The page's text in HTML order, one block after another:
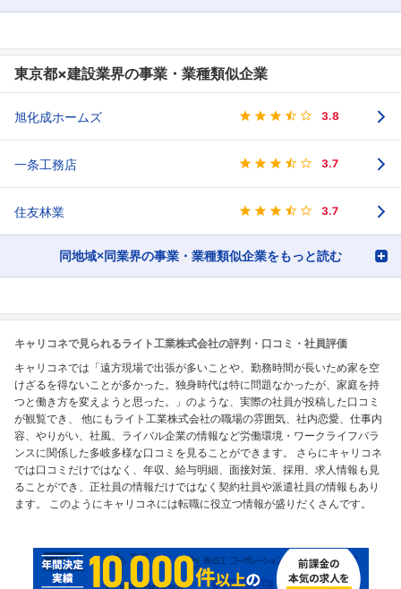
東京都×建設業界の事業・業種類似企業
旭化成ホームズ 3.8
一条工務店 3.7
住友林業 3.7
同地域×同業界の事業・業種類似企業をもっと読む
キャリコネで見られるライト工業株式会社の評判・口コミ・社員評価
キャリコネでは「遠方現場で出張が多いことや、勤務時間が長いため家を空
けざるを得ないことが多かった。独身時代は特に問題なかったが、家庭を持
つと働き方を変えようと思った。」のような、実際の社員が投稿した口コミ
が観覧でき、 他にもライト工業株式会社の職場の雰囲気、社内恋愛、仕事内
容、やりがい、社風、ライバル企業の情報など労働環境・ワークライフバラ
ンスに関係した多岐多様な口コミを見ることができます。 さらにキャリコネ
では口コミだけではなく、年収、給与明細、面接対策、採用、求人情報も見
ることができ、正社員の情報だけではなく契約社員や派遣社員の情報もあり
ます。 このようにキャリコネには転職に役立つ情報が盛りだくさんです。